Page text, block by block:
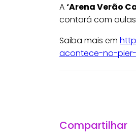
A‘Arena Verão
contará com
Saiba mais em
acontece-no-
Compartilhar